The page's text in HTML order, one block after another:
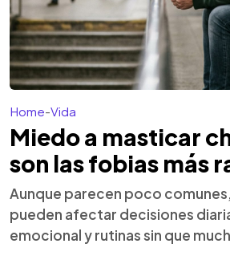
Home-Vida
Miedo a masticar
son las fobias más
Aunque parecen poco
pueden afectar decisiones
emocional y rutinas sin que